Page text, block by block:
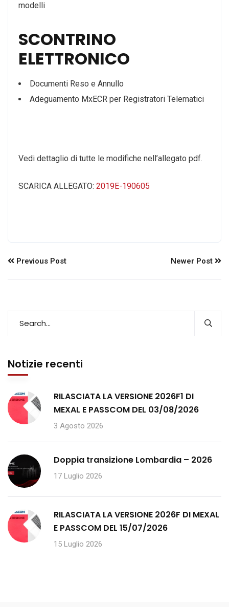
modelli
SCONTRINO
ELETTRONICO
Documenti Reso e Annullo
Adeguamento MxECR per Registratori Telematici
Vedi dettaglio di tutte le modifiche nell’allegato pdf.
SCARICA ALLEGATO: 2019E-190605
Previous Post Newer Post
Notizie recenti
RILASCIATA LA VERSIONE 2026F1 DI
MEXAL E PASSCOM DEL 03/08/2026
3 Agosto 2026
Doppia transizione Lombardia – 2026
17 Luglio 2026
RILASCIATA LA VERSIONE 2026F DI MEXAL
E PASSCOM DEL 15/07/2026
15 Luglio 2026